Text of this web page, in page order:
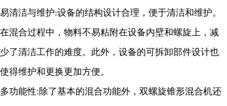
易清洁与维护:设备的结构设计合理，便于清洁和维护。
在混合过程中，物料不易粘附在设备内壁和螺旋上，减
少了清洁工作的难度。此外，设备的可拆卸部件设计也
使得维护和更换更加方便。
多功能性:除了基本的混合功能外，双螺旋锥形混合机还